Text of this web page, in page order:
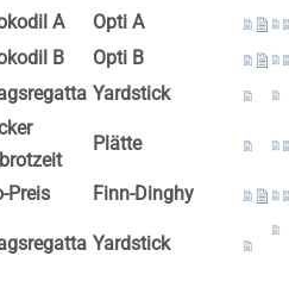
A
Opti A
B
Opti B
Yardstick
Plätte
Preis Finn-Dinghy
Yardstick